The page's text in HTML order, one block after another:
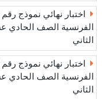
الفرنسية الصف الحادي
الثاني
الفرنسية الصف الحادي
الثاني